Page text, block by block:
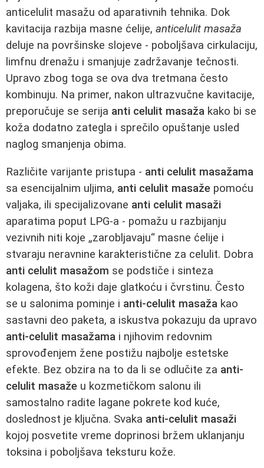
anticelulit masažu od aparativnih tehnika. Dok
kavitacija razbija masne ćelije, anticelulit masaža
deluje na površinske slojeve - poboljšava cirkulaciju,
limfnu drenažu i smanjuje zadržavanje tečnosti.
Upravo zbog toga se ova dva tretmana često
kombinuju. Na primer, nakon ultrazvučne kavitacije,
preporučuje se serija anti celulit masaža kako bi se
koža dodatno zategla i sprečilo opuštanje usled
naglog smanjenja obima.
Različite varijante pristupa - anti celulit masažama
sa esencijalnim uljima, anti celulit masaže pomoću
valjaka, ili specijalizovane anti celulit masaži
aparatima poput LPG-a - pomažu u razbijanju
vezivnih niti koje „zarobljavaju“ masne ćelije i
stvaraju neravnine karakteristične za celulit. Dobra
anti celulit masažom se podstiče i sinteza
kolagena, što koži daje glatkoću i čvrstinu. Često
se u salonima pominje i anti-celulit masaža kao
sastavni deo paketa, a iskustva pokazuju da upravo
anti-celulit masažama i njihovim redovnim
sprovođenjem žene postižu najbolje estetske
efekte. Bez obzira na to da li se odlučite za anti-
celulit masaže u kozmetičkom salonu ili
samostalno radite lagane pokrete kod kuće,
doslednost je ključna. Svaka anti-celulit masaži
kojoj posvetite vreme doprinosi bržem uklanjanju
toksina i poboljšava teksturu kože.